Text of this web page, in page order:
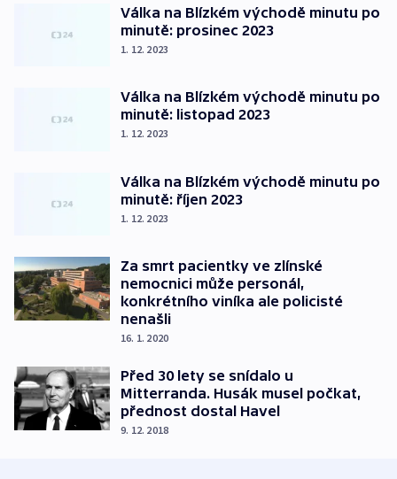
Válka na Blízkém východě minutu po
minutě: prosinec 2023
1. 12. 2023
Válka na Blízkém východě minutu po
minutě: listopad 2023
1. 12. 2023
Válka na Blízkém východě minutu po
minutě: říjen 2023
1. 12. 2023
Za smrt pacientky ve zlínské
nemocnici může personál,
konkrétního viníka ale policisté
nenašli
16. 1. 2020
Před 30 lety se snídalo u
Mitterranda. Husák musel počkat,
přednost dostal Havel
9. 12. 2018